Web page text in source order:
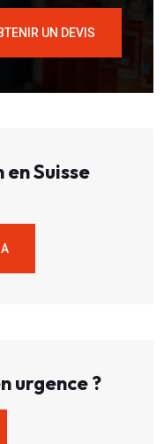
UN DEVIS
Suisse
urgence ?